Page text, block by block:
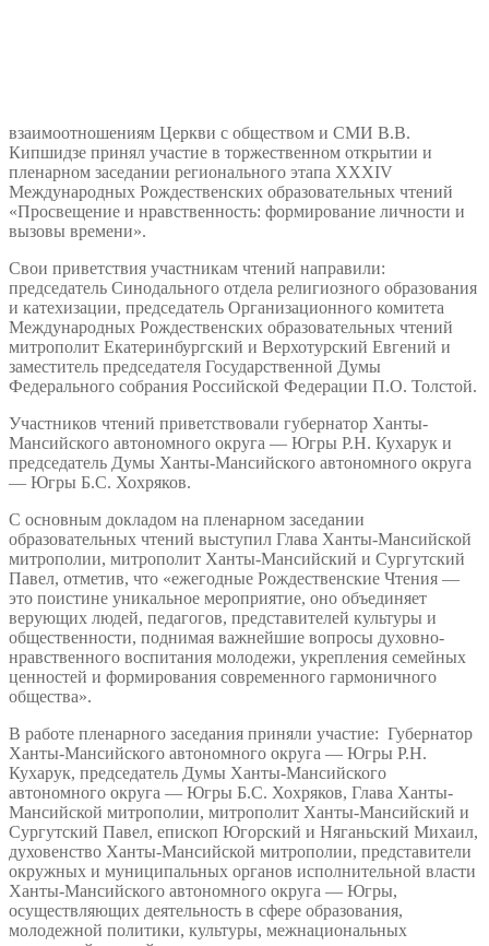
взаимоотношениям Церкви с обществом и СМИ В.В.
Кипшидзе принял участие в торжественном открытии и
пленарном заседании регионального этапа XXXIV
Международных Рождественских образовательных чтений
«Просвещение и нравственность: формирование личности и
вызовы времени».
Свои приветствия участникам чтений направили:
председатель Синодального отдела религиозного образования
и катехизации, председатель Организационного комитета
Международных Рождественских образовательных чтений
митрополит Екатеринбургский и Верхотурский Евгений и
заместитель председателя Государственной Думы
Федерального собрания Российской Федерации П.О. Толстой.
Участников чтений приветствовали губернатор Ханты-
Мансийского автономного округа — Югры Р.Н. Кухарук и
председатель Думы Ханты-Мансийского автономного округа
— Югры Б.С. Хохряков.
С основным докладом на пленарном заседании
образовательных чтений выступил Глава Ханты-Мансийской
митрополии, митрополит Ханты-Мансийский и Сургутский
Павел, отметив, что «ежегодные Рождественские Чтения —
это поистине уникальное мероприятие, оно объединяет
верующих людей, педагогов, представителей культуры и
общественности, поднимая важнейшие вопросы духовно-
нравственного воспитания молодежи, укрепления семейных
ценностей и формирования современного гармоничного
общества».
В работе пленарного заседания приняли участие: Губернатор
Ханты-Мансийского автономного округа — Югры Р.Н.
Кухарук, председатель Думы Ханты-Мансийского
автономного округа — Югры Б.С. Хохряков, Глава Ханты-
Мансийской митрополии, митрополит Ханты-Мансийский и
Сургутский Павел, епископ Югорский и Няганьский Михаил,
духовенство Ханты-Мансийской митрополии, представители
окружных и муниципальных органов исполнительной власти
Ханты-Мансийского автономного округа — Югры,
осуществляющих деятельность в сфере образования,
молодежной политики, культуры, межнациональных